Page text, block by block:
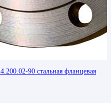
90 стальная фланцевая